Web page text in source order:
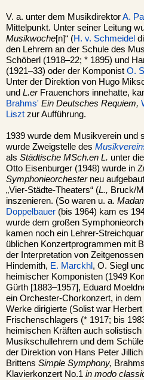
V. a. unter dem MusikdirektorA.
Mittelpunkt. Unter seiner Leitung
Musikwoche[n]“ (H. v. Schmeidel
den Lehrern an der Schule des
Schöberl (1918–22; * 1895) und
(1921–33) oder der Komponist O.
Unter der Direktion von Hugo
und L.erFrauenchors innehatte,
Brahms' Ein Deutsches Requiem,
Liszt zur Aufführung.
1939 wurde dem Musikverein und
wurde Zweigstelle des
als Städtische MSch.en L. unter
Otto Eisenburger (1948) wurde in
Symphonieorchesterneu
„Vier-Städte-Theaters“ (L., Bruck/
inszenieren. (So waren u. a.
Doppelbauer (bis 1964) kam es
wurde dem großen
kamen noch ein Lehrer-
üblichen Konzertprogrammen mit
der Interpretation von
Hindemith, E. Marckhl , O. Siegl und
heimischer Komponisten (1949
Gürth [1883–1957], Eduard
ein Orchester-Chorkonzert, in
Werke dirigierte (Solist war
Frischenschlagers (* 1917; bis
heimischen Kräften auch
Musikschullehrern und dem
der Direktion von Hans Peter
Brittens Simple Symphony,
Klavierkonzert No.1 in modo